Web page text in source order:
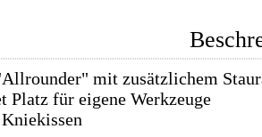
mit zusätzlichem
Platz für eigene Werkzeuge